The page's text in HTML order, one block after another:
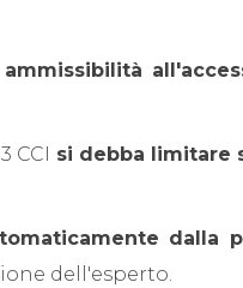
CCI si debba limitare
dalla
dell'esperto.